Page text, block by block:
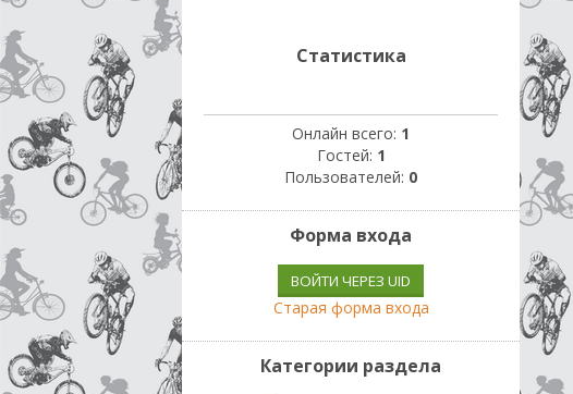
Статистика
Онлайн всего: 1
Гостей: 1
Пользователей: 0
Форма входа
ВОЙТИ ЧЕРЕЗ UID
Старая форма входа
Категории раздела